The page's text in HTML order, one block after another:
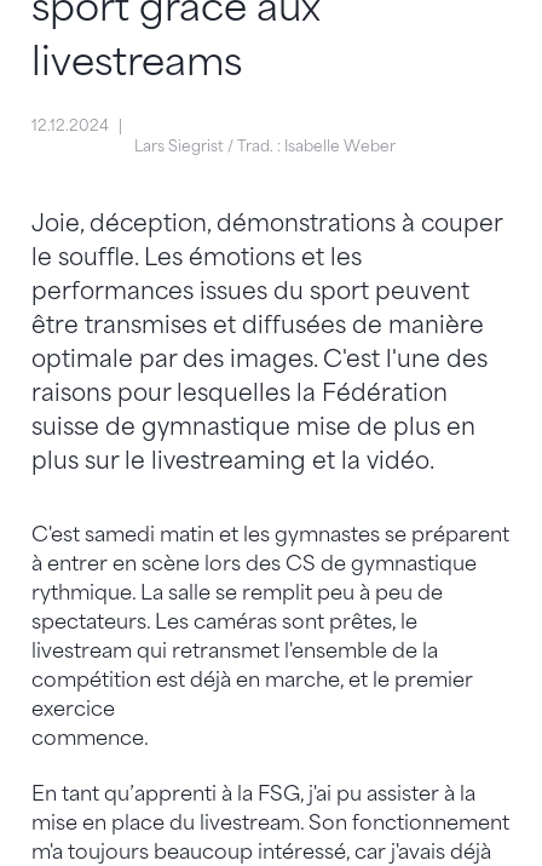
livestreams
12.12.2024
Lars Siegrist / Trad. : Isabelle Weber
Joie, déception, démonstrations à couper
le souffle. Les émotions et les
performances issues du sport peuvent
être transmises et diffusées de manière
optimale par des images. C'est l'une des
raisons pour lesquelles la Fédération
suisse de gymnastique mise de plus en
plus sur le livestreaming et la vidéo.
C'est samedi matin et les gymnastes se préparent
à entrer en scène lors des CS de gymnastique
rythmique. La salle se remplit peu à peu de
spectateurs. Les caméras sont prêtes, le
livestream qui retransmet l'ensemble de la
compétition est déjà en marche, et le premier
exercice
commence.
En tant qu’apprenti à la FSG, j'ai pu assister à la
mise en place du livestream. Son fonctionnement
m'a toujours beaucoup intéressé, car j'avais déjà